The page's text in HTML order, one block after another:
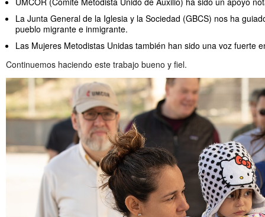
La Junta General de la Iglesia y la Sociedad (GBCS) nos ha
pueblo migrante e inmigrante.
Las Mujeres Metodistas Unidas también han sido una voz
Continuemos haciendo este trabajo bueno y fiel.